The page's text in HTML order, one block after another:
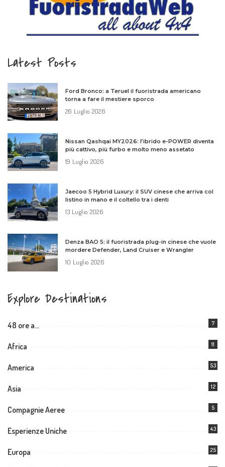
Latest Posts
Ford Bronco: a Teruel il fuoristrada americano
torna a fare il mestiere sporco
26 Luglio 2026
Nissan Qashqai MY2026: l’ibrido e-POWER diventa
più cattivo, più furbo e molto meno assetato
19 Luglio 2026
Jaecoo 5 Hybrid Luxury: il SUV cinese che arriva col
listino in mano e il coltello tra i denti
13 Luglio 2026
Denza BAO 5: il fuoristrada plug-in cinese che vuole
mordere Defender, Land Cruiser e Wrangler
10 Luglio 2026
Explore Destinations
48 ore a… 7
Africa 11
America 53
Asia 12
Compagnie Aeree 5
Esperienze Uniche 43
Europa 25